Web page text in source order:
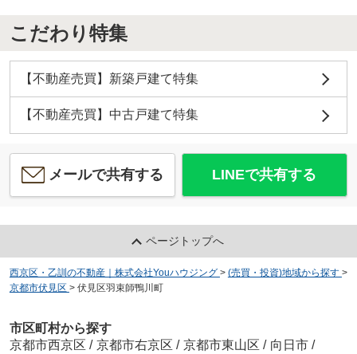
こだわり特集
【不動産売買】新築戸建て特集
【不動産売買】中古戸建て特集
メールで共有する LINEで共有する
ページトップへ
西京区・乙訓の不動産｜株式会社Youハウジング > (売買・投資)地域から探す >
京都市伏見区 > 伏見区羽束師鴨川町
市区町村から探す
京都市西京区 / 京都市右京区 / 京都市東山区 / 向日市 /